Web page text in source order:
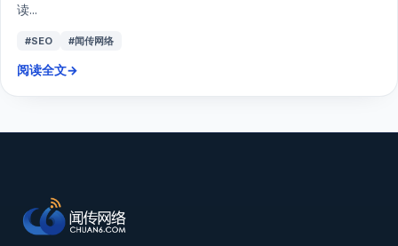
读...
#SEO #闻传网络
阅读全文→